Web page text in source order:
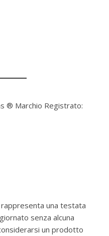
® Marchio Registrato:
una testata
senza alcuna
un prodotto